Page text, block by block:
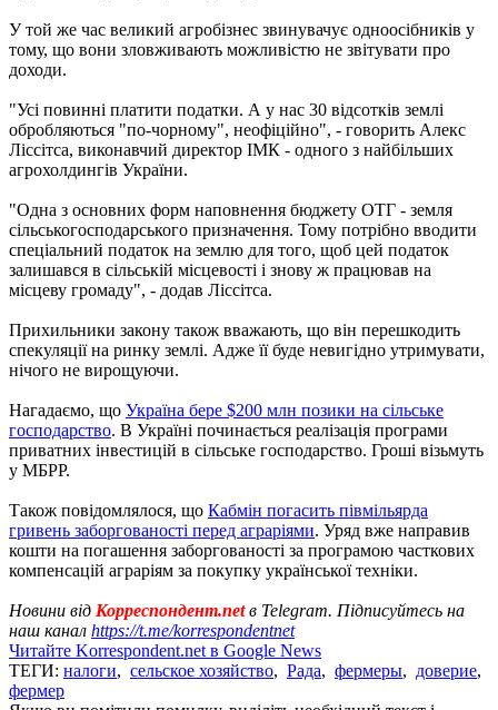
У той же час великий агробізнес звинувачує одноосібників у
тому, що вони зловживають можливістю не звітувати про
доходи.
"Усі повинні платити податки. А у нас 30 відсотків землі
обробляються "по-чорному", неофіційно", - говорить Алекс
Ліссітса, виконавчий директор ІМК - одного з найбільших
агрохолдингів України.
"Одна з основних форм наповнення бюджету ОТГ - земля
сільськогосподарського призначення. Тому потрібно вводити
спеціальний податок на землю для того, щоб цей податок
залишався в сільській місцевості і знову ж працював на
місцеву громаду", - додав Ліссітса.
Прихильники закону також вважають, що він перешкодить
спекуляції на ринку землі. Адже її буде невигідно утримувати,
нічого не вирощуючи.
Нагадаємо, що Україна бере $200 млн позики на сільське
господарство. В Україні починається реалізація програми
приватних інвестицій в сільське господарство. Гроші візьмуть
у МБРР.
Також повідомлялося, що Кабмін погасить півмільярда
гривень заборгованості перед аграріями. Уряд вже направив
кошти на погашення заборгованості за програмою часткових
компенсацій аграріям за покупку української техніки.
Новини від Корреспондент.netв Telegram. Підписуйтесь на
наш канал https://t.me/korrespondentnet
Читайте Korrespondent.net в Google News
ТЕГИ: налоги, сельское хозяйство, Рада, фермеры, доверие,
фермер